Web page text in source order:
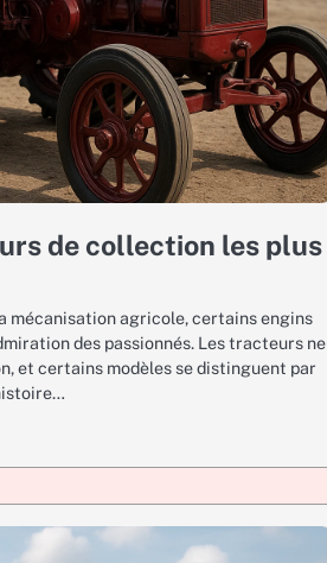
de collection les plus
mécanisation agricole, certains engins
des passionnés. Les tracteurs ne
et certains modèles se distinguent par